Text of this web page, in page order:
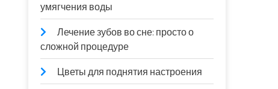
умягчения воды
Лечение зубов во сне: просто о
сложной процедуре
Цветы для поднятия настроения